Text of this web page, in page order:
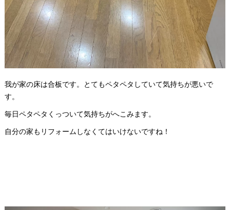
我が家の床は合板です。とてもペタペタしていて気持ちが悪いで
す。
毎日ペタペタくっついて気持ちがへこみます。
自分の家もリフォームしなくてはいけないですね！